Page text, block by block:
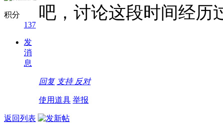
积分
137
发
消
息
吧，讨论这段时间经历
回复 支持 反对
使用道具 举报
返回列表